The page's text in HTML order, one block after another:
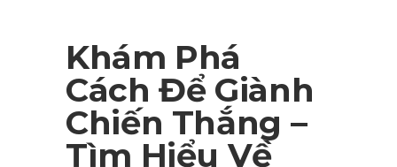
Khám Phá
Cách Để Giành
Chiến Thắng –
Tìm Hiểu Về